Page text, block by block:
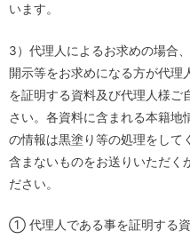
います。
3）代理人によるお求めの場合
開示等をお求めになる方が代理
を証明する資料及び代理人様ご
さい。各資料に含まれる本籍
の情報は黒塗り等の処理をして
含まないものをお送りいただく
ださい。
① 代理人である事を証明する